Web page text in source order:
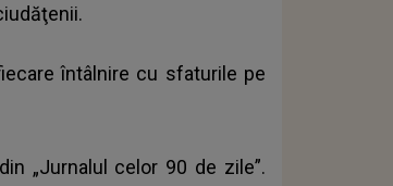
întâlnire cu sfaturile pe
„Jurnalul celor 90 de zile”.